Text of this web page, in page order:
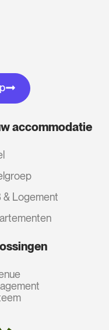
accommodatie
& Logement